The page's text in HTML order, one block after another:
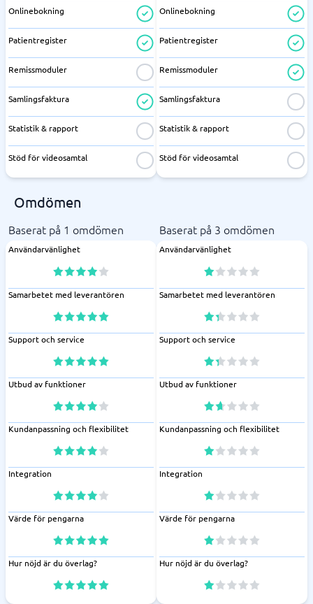
Onlinebokning
Patientregister
Remissmoduler
Samlingsfaktura
Statistik & rapport
Stöd för videosamtal
Onlinebokning
Patientregister
Remissmoduler
Samlingsfaktura
Statistik & rapport
Stöd för videosamtal
Omdömen
Baserat på 1 omdömen Baserat på 3 omdömen
Användarvänlighet
Samarbetet med leverantören
Support och service
Utbud av funktioner
Kundanpassning och flexibilitet
Integration
Värde för pengarna
Hur nöjd är du överlag?
Användarvänlighet
Samarbetet med leverantören
Support och service
Utbud av funktioner
Kundanpassning och flexibilitet
Integration
Värde för pengarna
Hur nöjd är du överlag?